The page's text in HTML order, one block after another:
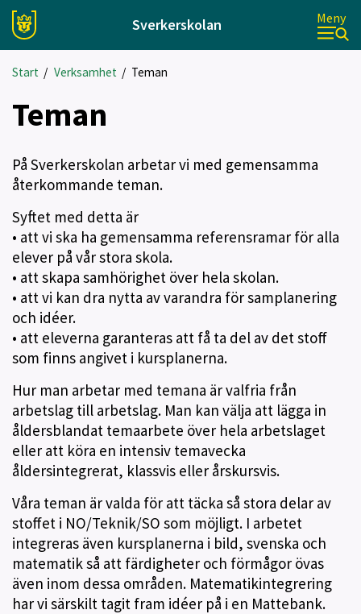
Sverkerskolan Meny
Start / Verksamhet/ Teman
Teman
På Sverkerskolan arbetar vi med gemensamma
återkommande teman.
Syftet med detta är
• att vi ska ha gemensamma referensramar för alla
elever på vår stora skola.
• att skapa samhörighet över hela skolan.
• att vi kan dra nytta av varandra för samplanering
och idéer.
• att eleverna garanteras att få ta del av det stoff
som finns angivet i kursplanerna.
Hur man arbetar med temana är valfria från
arbetslag till arbetslag. Man kan välja att lägga in
åldersblandat temaarbete över hela arbetslaget
eller att köra en intensiv temavecka
åldersintegrerat, klassvis eller årskursvis.
Våra teman är valda för att täcka så stora delar av
stoffet i NO/Teknik/SO som möjligt. I arbetet
integreras även kursplanerna i bild, svenska och
matematik så att färdigheter och förmågor övas
även inom dessa områden. Matematikintegrering
har vi särskilt tagit fram idéer på i en Mattebank.